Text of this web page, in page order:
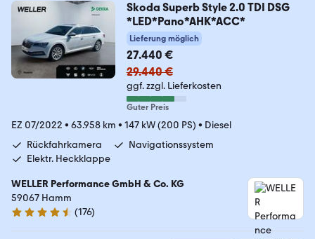
Skoda Superb Style 2.0 TDI DSG
*LED*Pano*AHK*ACC*
Lieferung möglich
27.440 €
29.440 €
ggf. zzgl. Lieferkosten
Guter Preis
EZ 07/2022 • 63.958 km • 147 kW (200 PS) • Diesel
Rückfahrkamera
Navigationssystem
Elektr. Heckklappe
WELLER Performance GmbH & Co. KG
59067 Hamm
4.6 Sterne
(176)